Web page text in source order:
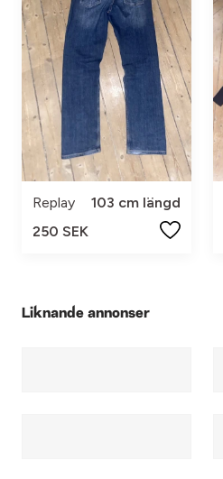
Replay
103 cm längd
250 SEK
Liknande annonser